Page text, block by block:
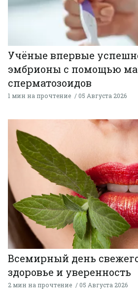
Учёные впервые
эмбрионы с помощью
сперматозоидов
1 мин на прочтение 05 Августа 2026
Всемирный день
здоровье и уверенность
2 мин на прочтение 05 Августа 2026